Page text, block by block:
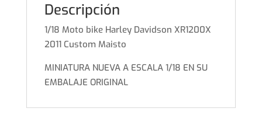
Descripción
1/18 Moto bike Harley Davidson XR1200X
2011 Custom Maisto
MINIATURA NUEVA A ESCALA 1/18 EN SU
EMBALAJE ORIGINAL